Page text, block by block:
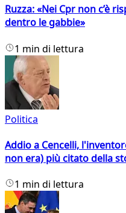
Ruzza: «Nei Cpr non c’è
dentro le gabbie»
1 min di lettura
Politica
Addio a Cencelli,
non era) più citato della
1 min di lettura